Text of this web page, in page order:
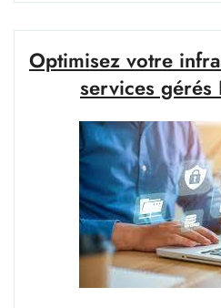
Optimisez votre
services gérés